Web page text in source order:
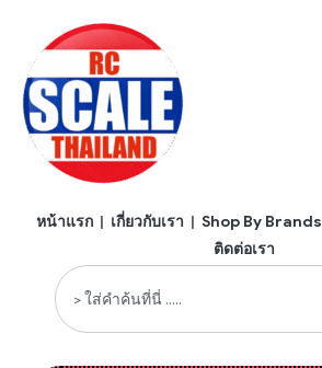
หน้าแรก | เกี่ยวกับเรา | Shop By Brands
ติดต่อเรา